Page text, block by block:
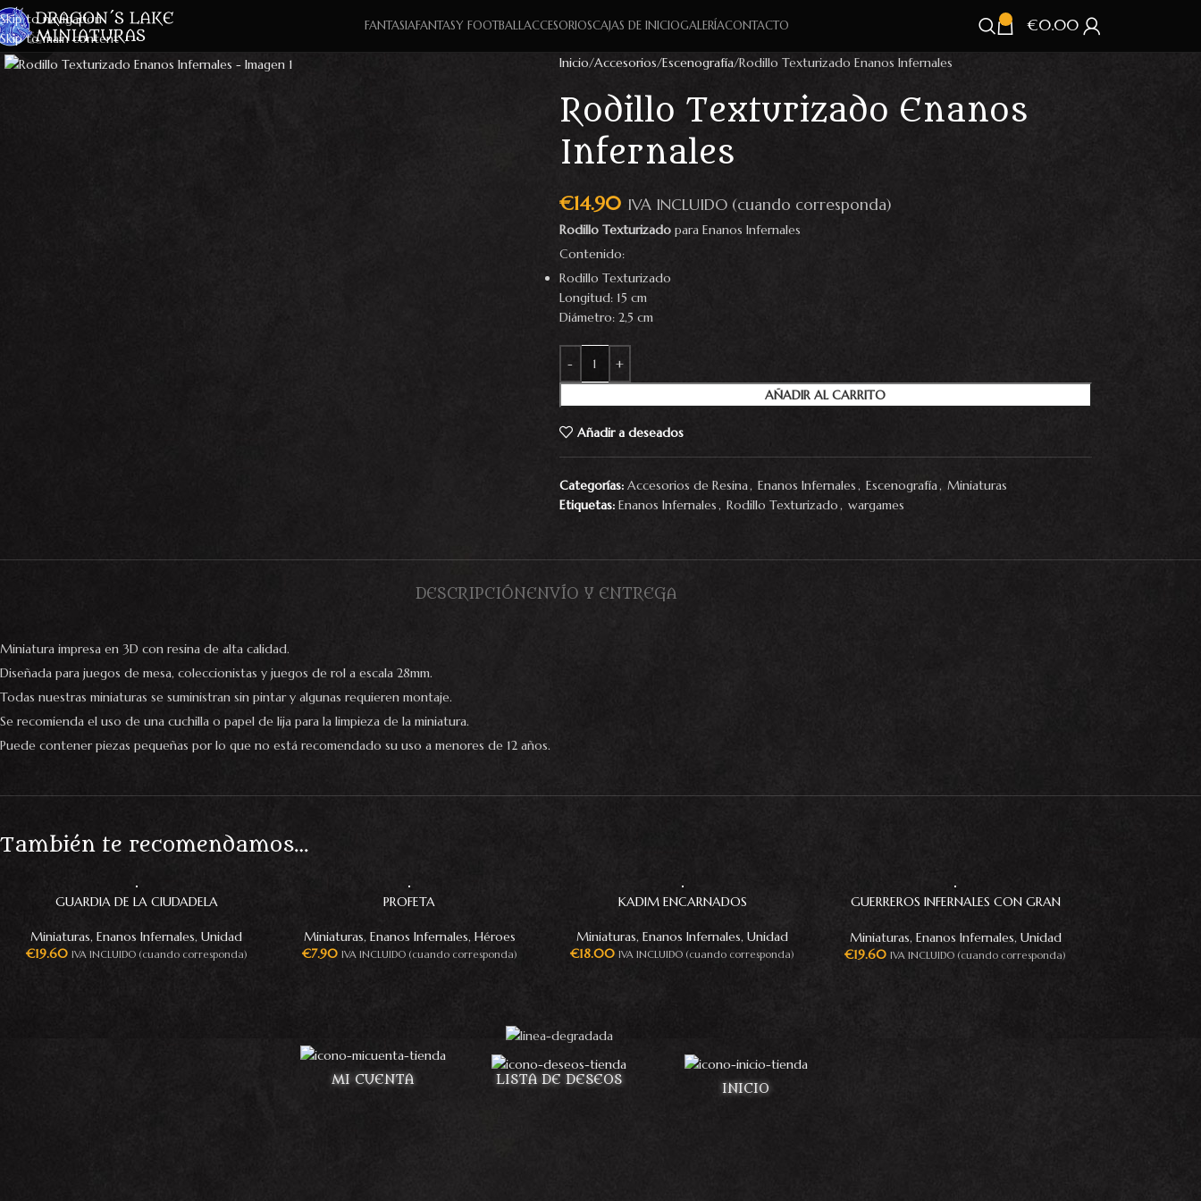
Skip to navigation
Skip to main content
FANTASIAFANTASY FOOTBALLACCESORIOSCAJAS DE INICIOGALERÍACONTACTO €0.00
Click to enlarge
Inicio Accesorios Escenografía Rodillo Texturizado Enanos Infernales
Rodillo Texturizado Enanos
Infernales
€14.90 IVA INCLUIDO (cuando corresponda)
Rodillo Texturizadopara Enanos Infernales
Contenido:
Rodillo Texturizado
Longitud: 15 cm
Diámetro: 2,5 cm
AÑADIR AL CARRITO
Añadir a deseados
Categorías: Accesorios de Resina, Enanos Infernales, Escenografía, Miniaturas
Etiquetas: Enanos Infernales, Rodillo Texturizado, wargames
DESCRIPCIÓNENVÍO Y ENTREGA
Miniatura impresa en 3D con resina de alta calidad.
Diseñada para juegos de mesa, coleccionistas y juegos de rol a escala 28mm.
Todas nuestras miniaturas se suministran sin pintar y algunas requieren montaje.
Se recomienda el uso de una cuchilla o papel de lija para la limpieza de la miniatura.
Puede contener piezas pequeñas por lo que no está recomendado su uso a menores de 12 años.
También te recomendamos…
GUARDIA DE LA CIUDADELA
Miniaturas,Enanos Infernales,Unidad
€19.60 IVA INCLUIDO (cuando corresponda)
PROFETA
Miniaturas, Enanos Infernales, Héroes
€7.90 IVA INCLUIDO (cuando corresponda)
KADIM ENCARNADOS
Miniaturas,Enanos Infernales,Unidad
€18.00 IVA INCLUIDO (cuando corresponda)
GUERREROS INFERNALES CON GRAN
Miniaturas, Enanos Infernales, Unidad
€19.60 IVA INCLUIDO (cuando corresponda)
MI CUENTA LISTA DE DESEOS
INICIO